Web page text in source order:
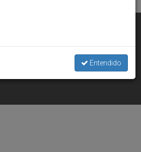
La renovación desde el Concilio
Entendido